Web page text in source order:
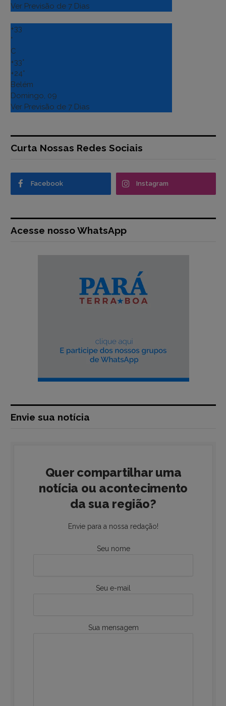
Ver Previsão de 7 Dias
+33
°
C
+33°
+24°
Belém
Domingo, 09
Ver Previsão de 7 Dias
Curta Nossas Redes Sociais
Facebook Instagram
Acesse nosso WhatsApp
Envie sua notícia
Quer compartilhar uma
notícia ou acontecimento
da sua região?
Envie para a nossa redação!
Seu nome
Seu e-mail
Sua mensagem